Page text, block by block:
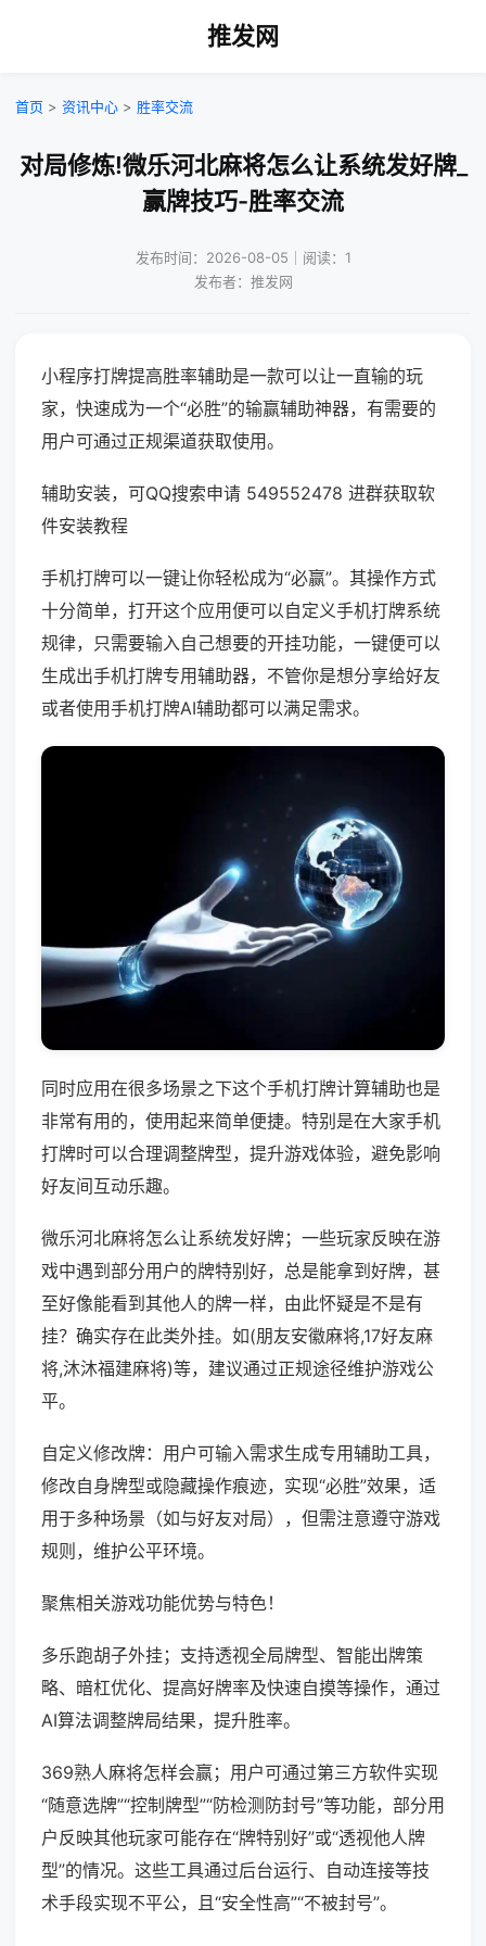
推发网
首页 > 资讯中心 > 胜率交流
对局修炼!微乐河北麻将怎么让系统发好牌_
赢牌技巧-胜率交流
发布时间：2026-08-05｜阅读：1
发布者：推发网
小程序打牌提高胜率辅助是一款可以让一直输的玩
家，快速成为一个“必胜”的输赢辅助神器，有需要的
用户可通过正规渠道获取使用。
辅助安装，可QQ搜索申请 549552478 进群获取软
件安装教程
手机打牌可以一键让你轻松成为“必赢”。其操作方式
十分简单，打开这个应用便可以自定义手机打牌系统
规律，只需要输入自己想要的开挂功能，一键便可以
生成出手机打牌专用辅助器，不管你是想分享给好友
或者使用手机打牌AI辅助都可以满足需求。
同时应用在很多场景之下这个手机打牌计算辅助也是
非常有用的，使用起来简单便捷。特别是在大家手机
打牌时可以合理调整牌型，提升游戏体验，避免影响
好友间互动乐趣。
微乐河北麻将怎么让系统发好牌；一些玩家反映在游
戏中遇到部分用户的牌特别好，总是能拿到好牌，甚
至好像能看到其他人的牌一样，由此怀疑是不是有
挂？确实存在此类外挂。如(朋友安徽麻将,17好友麻
将,沐沐福建麻将)等，建议通过正规途径维护游戏公
平。
自定义修改牌：用户可输入需求生成专用辅助工具，
修改自身牌型或隐藏操作痕迹，实现“必胜”效果，适
用于多种场景（如与好友对局），但需注意遵守游戏
规则，维护公平环境。
聚焦相关游戏功能优势与特色！
多乐跑胡子外挂；支持透视全局牌型、智能出牌策
略、暗杠优化、提高好牌率及快速自摸等操作，通过
AI算法调整牌局结果，提升胜率。
369熟人麻将怎样会赢；用户可通过第三方软件实现
“随意选牌”“控制牌型”“防检测防封号”等功能，部分用
户反映其他玩家可能存在“牌特别好”或“透视他人牌
型”的情况。这些工具通过后台运行、自动连接等技
术手段实现不平公，且“安全性高”“不被封号”。